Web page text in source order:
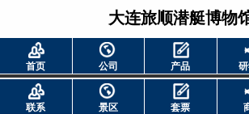
大连旅顺潜艇博物
首页 公司 产品
联系 景区 套票